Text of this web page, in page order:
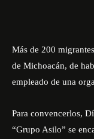
Más de 200
de Michoacán, de
empleado de una
Para convencerlos,
“Grupo Asilo” se